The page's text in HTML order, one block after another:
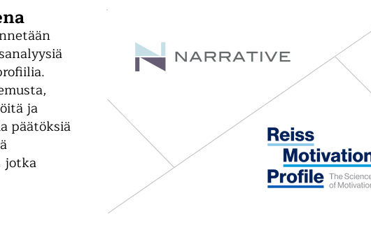
ja
päätöksiä
jotka